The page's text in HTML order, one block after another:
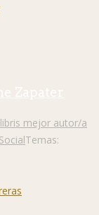
Zapater
mejor autor/a
SocialTemas: